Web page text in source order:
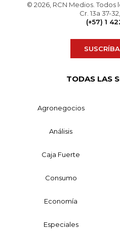
© 2026, RCN Medios.
Cr. 13a 37-
(+57) 1
TODAS LAS
Agronegocios
Análisis
Caja Fuerte
Consumo
Economía
Especiales